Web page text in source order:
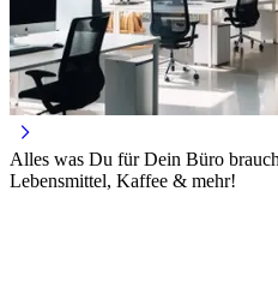
Alles was Du für Dein Büro
Lebensmittel, Kaffee & mehr!